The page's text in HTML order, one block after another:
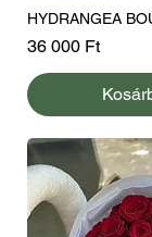
HYDRANGEA
Ár
36 000 Ft